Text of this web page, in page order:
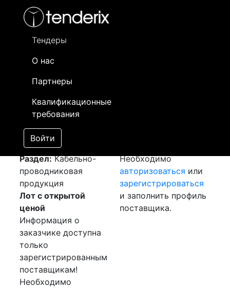
Тендеры
О нас
Партнеры
Квалификационные
требования
Войти
- активный лот
- сохраненный лот (не опубликован)
Закуп: Силовой
кабель[Завершен]
Лот №:
АУКЦИОН (покупка
товара)
Раздел:Кабельно-
проводниковая
продукция
Лот с открытой
ценой
Информация о
заказчике доступна
только
зарегистрированным
поставщикам!
Необходимо
Необходимо
авторизоваться или
зарегистрироваться
и заполнить профиль
поставщика.